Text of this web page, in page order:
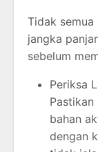
Tidak semua
jangka
sebelum
Periksa
Pastikan
bahan
dengan